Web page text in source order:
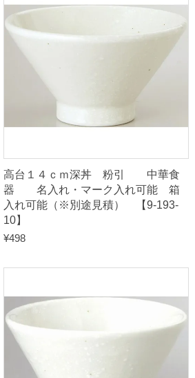
高台１４ｃｍ深丼 粉引 中華食
器 名入れ・マーク入れ可能 箱
入れ可能（※別途見積） 【9-193-
10】
¥498